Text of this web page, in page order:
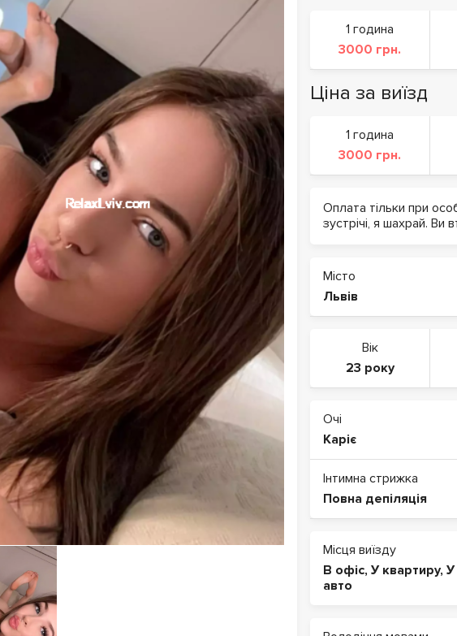
1 година
3000 грн.
Ціна за виїзд
1 година
3000 грн.
Оплата тільки при
зустрічі, я шахрай. Ви
Місто
Львів
Вік
23 року
Очі
Каріє
Інтимна стрижка
Повна депіляція
Місця виїзду
В офіс, У квартиру, У
авто